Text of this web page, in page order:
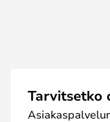
Tarvitsetko